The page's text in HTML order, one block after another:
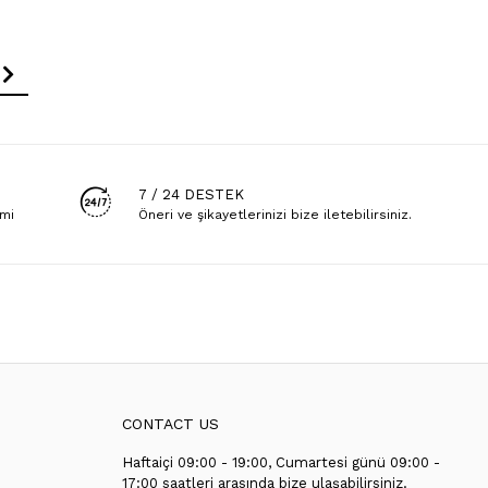
7 / 24 DESTEK
Öneri ve şikayetlerinizi bize iletebilirsiniz.
CONTACT US
Haftaiçi 09:00 - 19:00, Cumartesi günü 09:00 -
17:00 saatleri arasında bize ulaşabilirsiniz.